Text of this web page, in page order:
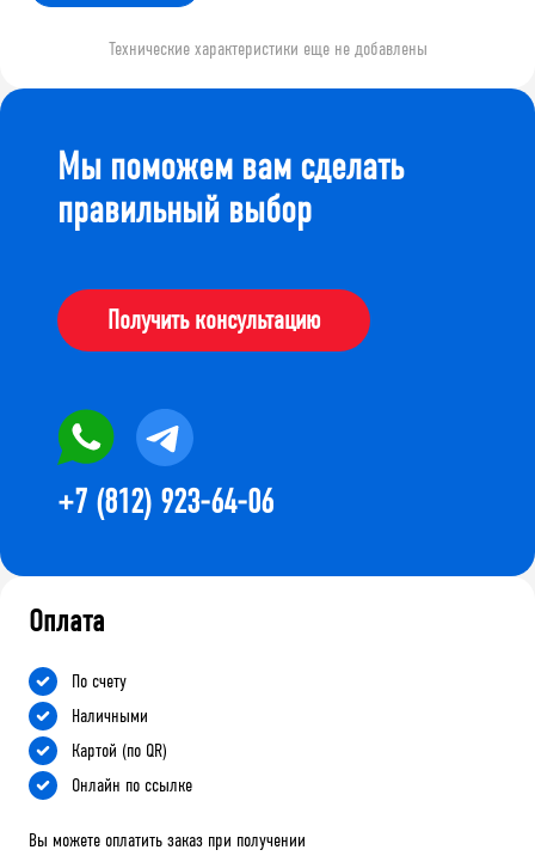
Технические характеристики еще не добавлены
Мы поможем вам сделать
правильный выбор
Получить консультацию
+7 (812) 923-64-06
Оплата
По счету
Наличными
Картой (по QR)
Онлайн по ссылке
Вы можете оплатить заказ при получении